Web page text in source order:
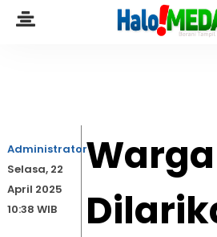
Warga
Administrator
Selasa, 22
April 2025
10:38 WIB